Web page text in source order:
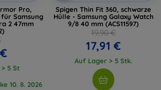
Pro,
Samsung
2 47mm
5 St
10. 8. 2026
Spigen Thin Fit 360, schwarze
Hülle - Samsung Galaxy Watch
9/8 40 mm (ACS11597)
19,90 €
17,91 €
Auf Lager > 5 Stk.